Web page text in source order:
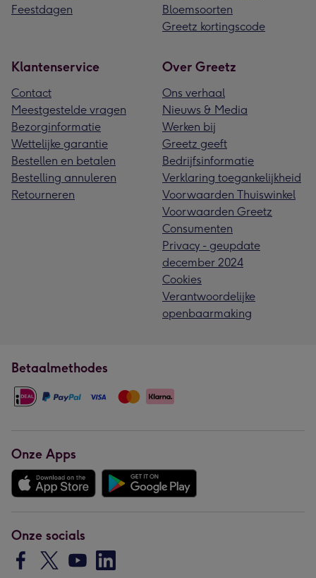
Feestdagen
Bloemsoorten
Greetz kortingscode
Klantenservice
Contact
Meestgestelde vragen
Bezorginformatie
Wettelijke garantie
Bestellen en betalen
Bestelling annuleren
Retourneren
Over Greetz
Ons verhaal
Nieuws & Media
Werken bij
Greetz geeft
Bedrijfsinformatie
Verklaring toegankelijkheid
Voorwaarden Thuiswinkel
Voorwaarden Greetz
Consumenten
Privacy - geupdate
december 2024
Cookies
Verantwoordelijke
openbaarmaking
Betaalmethodes
Onze Apps
Onze socials